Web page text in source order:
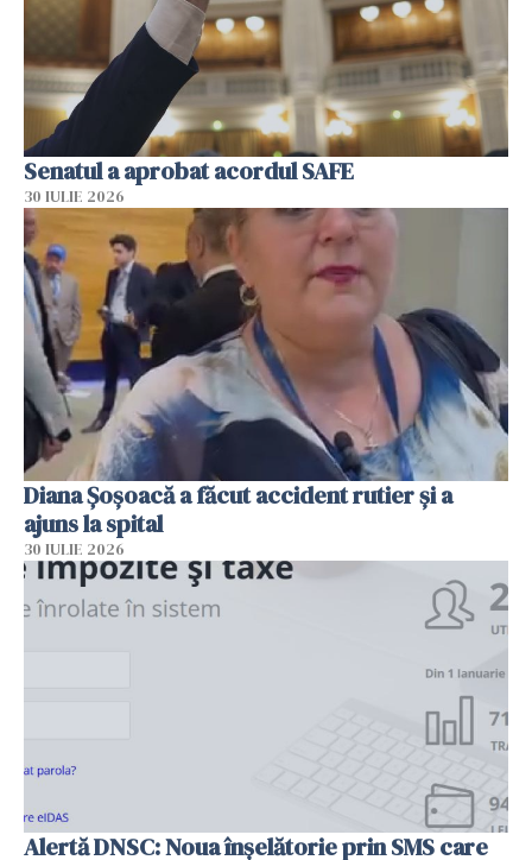
Senatul a aprobat acordul SAFE
30 IULIE 2026
Diana Șoșoacă a făcut accident rutier și a
ajuns la spital
30 IULIE 2026
Alertă DNSC: Noua înșelătorie prin SMS care